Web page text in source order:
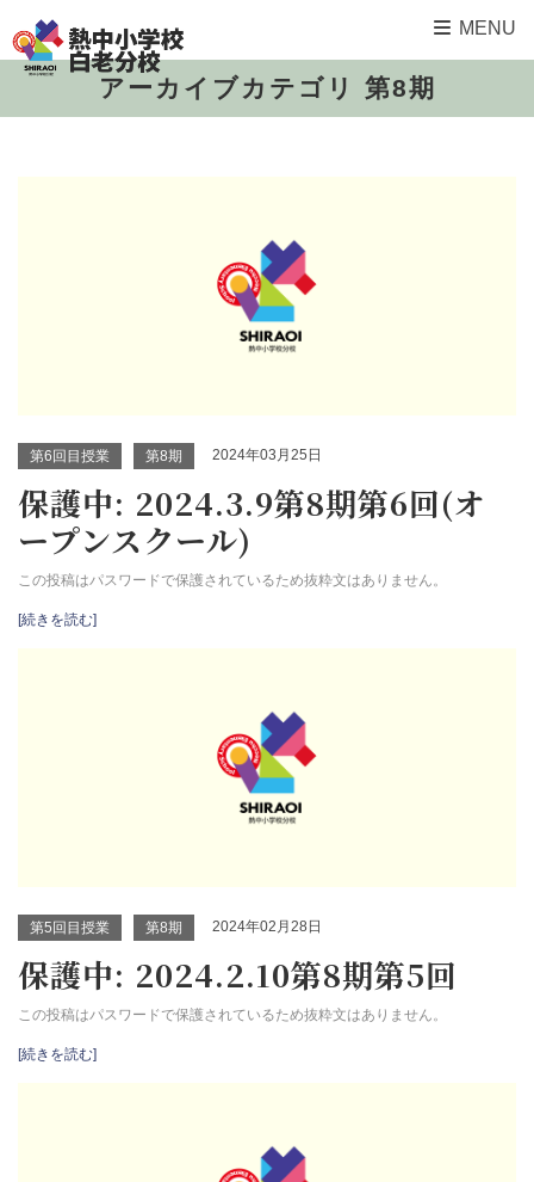
MENU
アーカイブカテゴリ 第8期
第6回目授業 第8期 2024年03月25日
保護中: 2024.3.9第8期第6回(オ
ープンスクール)
この投稿はパスワードで保護されているため抜粋文はありません。
[続きを読む]
第5回目授業 第8期 2024年02月28日
保護中: 2024.2.10第8期第5回
この投稿はパスワードで保護されているため抜粋文はありません。
[続きを読む]